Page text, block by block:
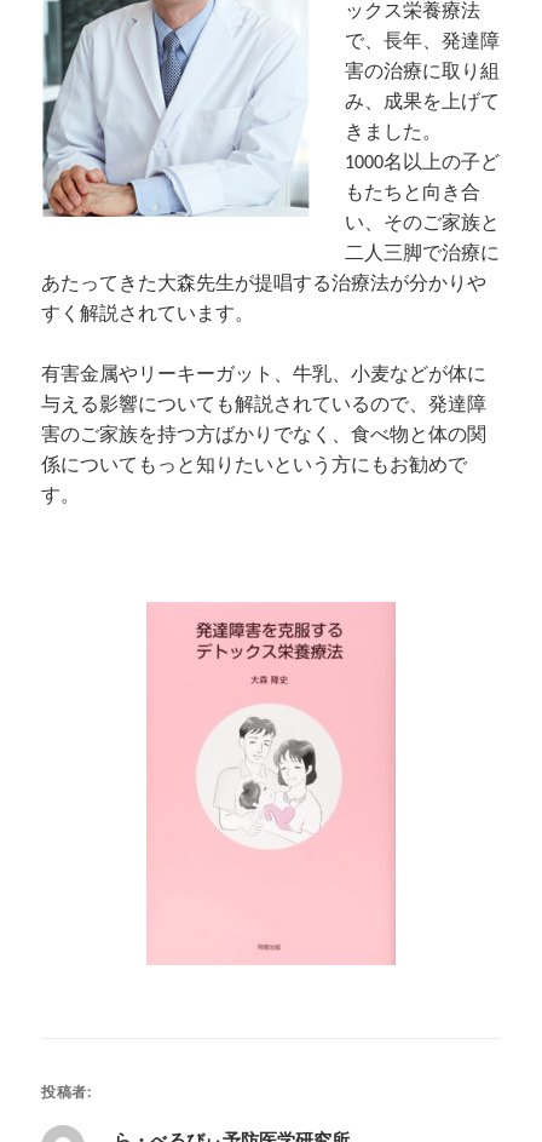
ックス栄養療法
で、長年、発達障
害の治療に取り組
み、成果を上げて
きました。
1000名以上の子ど
もたちと向き合
い、そのご家族と
二人三脚で治療に
あたってきた大森先生が提唱する治療法が分かりや
すく解説されています。
有害金属やリーキーガット、牛乳、小麦などが体に
与える影響についても解説されているので、発達障
害のご家族を持つ方ばかりでなく、食べ物と体の関
係についてもっと知りたいという方にもお勧めで
す。
投稿者: